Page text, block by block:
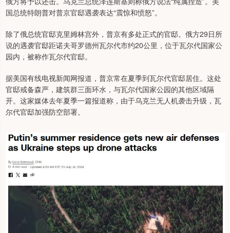
国总统特朗普对普京官邸遇袭表达“震惊和愤怒”。
除了俄总统官邸克里姆林宫外，普京有多处正式的官邸。俄方29日所
说的遇袭官邸距诺夫哥罗德州瓦尔代市约20公里，位于瓦尔代国家公
园内，被称作瓦尔代官邸。
据美国有线电视新闻网报道，普京常在夏季到瓦尔代官邸居住。这处
官邸戒备森严，建筑群三面环水，与瓦尔代国家公园的其他区域隔
开。这家媒体去年夏季一篇报道称，由于乌克兰无人机袭击升级，瓦
尔代官邸加强防空部署。